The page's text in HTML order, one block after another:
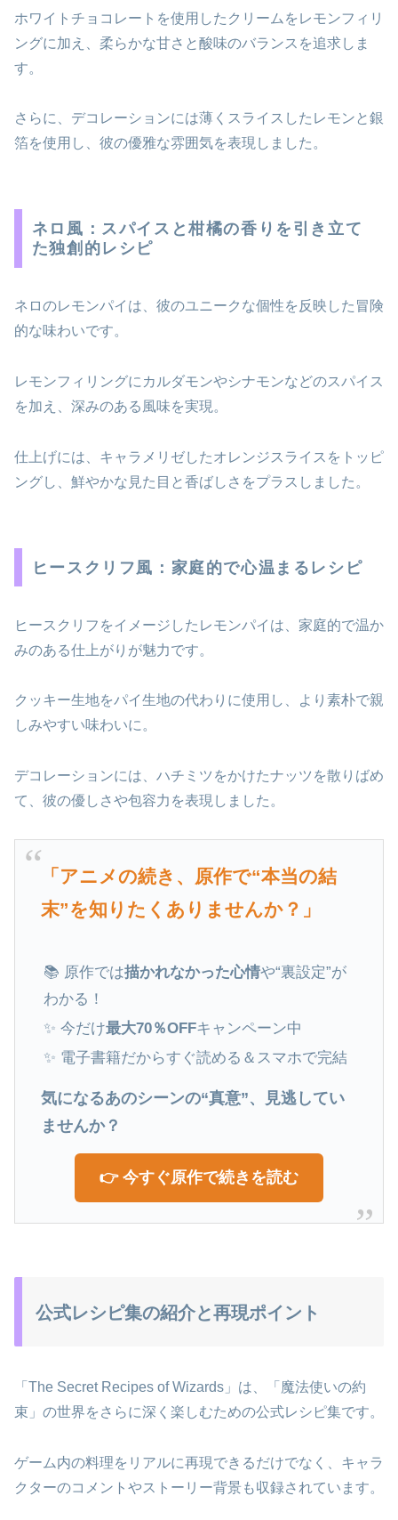
ホワイトチョコレートを使用したクリームをレモンフィリ
ングに加え、柔らかな甘さと酸味のバランスを追求しま
す。
さらに、デコレーションには薄くスライスしたレモンと銀
箔を使用し、彼の優雅な雰囲気を表現しました。
ネロ風：スパイスと柑橘の香りを引き立て
た独創的レシピ
ネロのレモンパイは、彼のユニークな個性を反映した冒険
的な味わいです。
レモンフィリングにカルダモンやシナモンなどのスパイス
を加え、深みのある風味を実現。
仕上げには、キャラメリゼしたオレンジスライスをトッピ
ングし、鮮やかな見た目と香ばしさをプラスしました。
ヒースクリフ風：家庭的で心温まるレシピ
ヒースクリフをイメージしたレモンパイは、家庭的で温か
みのある仕上がりが魅力です。
クッキー生地をパイ生地の代わりに使用し、より素朴で親
しみやすい味わいに。
デコレーションには、ハチミツをかけたナッツを散りばめ
て、彼の優しさや包容力を表現しました。
「アニメの続き、原作で“本当の結
末”を知りたくありませんか？」
📚 原作では描かれなかった心情や“裏設定”が
わかる！
✨ 今だけ最大70％OFFキャンペーン中
✨ 電子書籍だからすぐ読める＆スマホで完結
気になるあのシーンの“真意”、見逃してい
ませんか？
👉 今すぐ原作で続きを読む
公式レシピ集の紹介と再現ポイント
「The Secret Recipes of Wizards」は、「魔法使いの約
束」の世界をさらに深く楽しむための公式レシピ集です。
ゲーム内の料理をリアルに再現できるだけでなく、キャラ
クターのコメントやストーリー背景も収録されています。